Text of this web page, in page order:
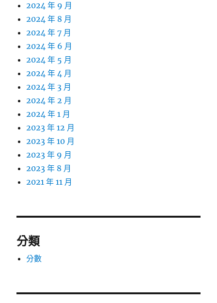
2024 年 9 月
2024 年 8 月
2024 年 7 月
2024 年 6 月
2024 年 5 月
2024 年 4 月
2024 年 3 月
2024 年 2 月
2024 年 1 月
2023 年 12 月
2023 年 10 月
2023 年 9 月
2023 年 8 月
2021 年 11 月
分類
分數